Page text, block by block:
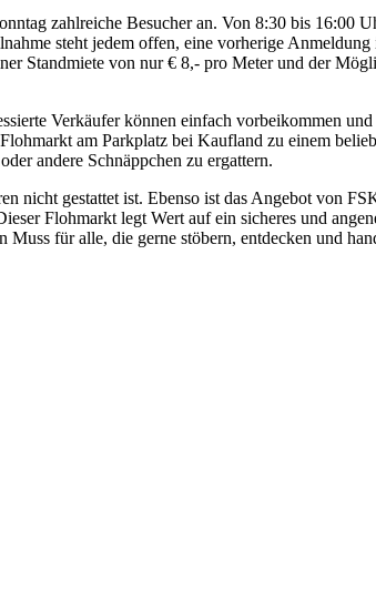
zahlreiche Besucher an. Von 8:30 bis 16:00
steht jedem offen, eine vorherige
Standmiete von nur € 8,- pro Meter und der
Verkäufer können einfach vorbeikommen
am Parkplatz bei Kaufland zu einem
andere Schnäppchen zu ergattern.
nicht gestattet ist. Ebenso ist das Angebot von
Flohmarkt legt Wert auf ein sicheres und
für alle, die gerne stöbern, entdecken und